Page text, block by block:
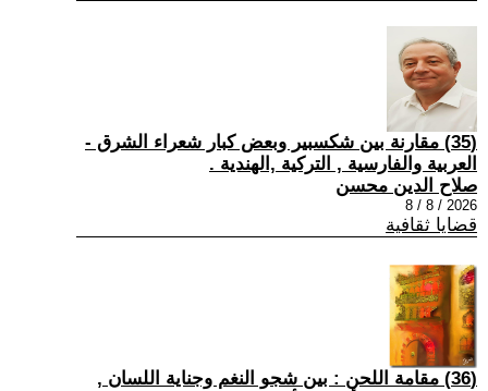
(35) مقارنة بين شكسبير وبعض كبار شعراء الشرق -
العربية والفارسية , التركية ,الهندية .
صلاح الدين محسن
2026 / 8 / 8
قضايا ثقافية
(36) مقامة اللحن : بين شجو النغم وجناية اللسان ,